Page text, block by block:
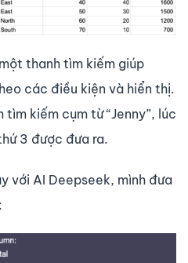
thanh tìm kiếm giúp
các điều kiện và hiển thị.
kiếm cụm từ “Jenny”, lúc
3 được đưa ra.
với AI Deepseek, mình đưa